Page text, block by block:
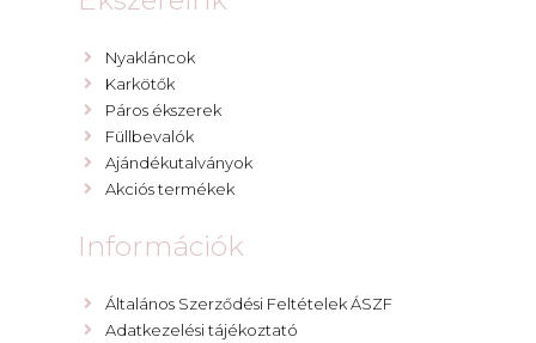
Nyakláncok
Karkötők
Páros ékszerek
Füllbevalók
Ajándékutalványok
Akciós termékek
Információk
Általános Szerződési Feltételek ÁSZF
Adatkezelési tájékoztató